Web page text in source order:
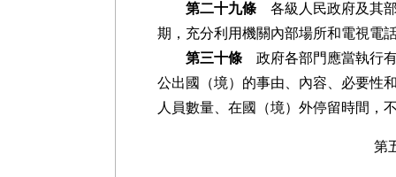
第二十九條各級人民政府及其部
期，充分利用機關內部場所和電視電
第三十條政府各部門應當執行有
公出國（境）的事由、內容、必要性
人員數量、在國（境）外停留時間，
第